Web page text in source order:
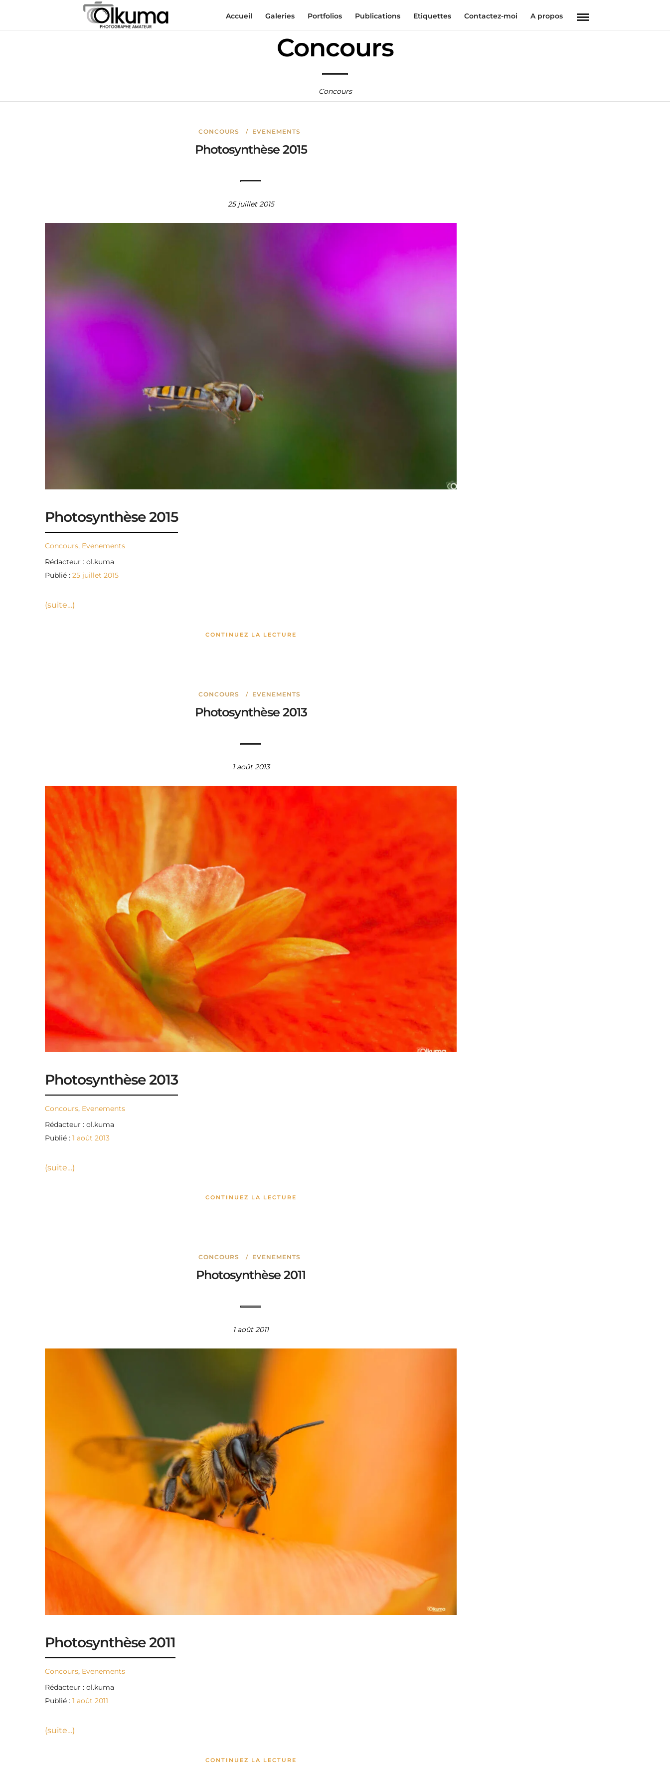
Accueil Galeries Portfolios Publications Etiquettes Contactez-moi A propos
Concours
Concours
CONCOURS / EVENEMENTS
Photosynthèse 2015
25 juillet 2015
Photosynthèse 2015
Concours, Evenements
Rédacteur : ol.kuma
Publié : 25 juillet 2015
(suite…)
CONTINUEZ LA LECTURE
CONCOURS / EVENEMENTS
Photosynthèse 2013
1 août 2013
Photosynthèse 2013
Concours, Evenements
Rédacteur : ol.kuma
Publié : 1 août 2013
(suite…)
CONTINUEZ LA LECTURE
CONCOURS / EVENEMENTS
Photosynthèse 2011
1 août 2011
Photosynthèse 2011
Concours, Evenements
Rédacteur : ol.kuma
Publié : 1 août 2011
(suite…)
CONTINUEZ LA LECTURE